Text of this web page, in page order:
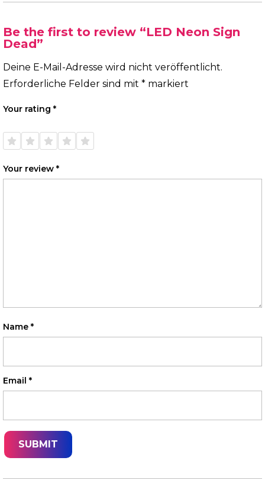
Be the first to review “LED Neon Sign
Dead”
Deine E-Mail-Adresse wird nicht veröffentlicht.
Erforderliche Felder sind mit * markiert
Your rating *
Your review *
Name *
Email *